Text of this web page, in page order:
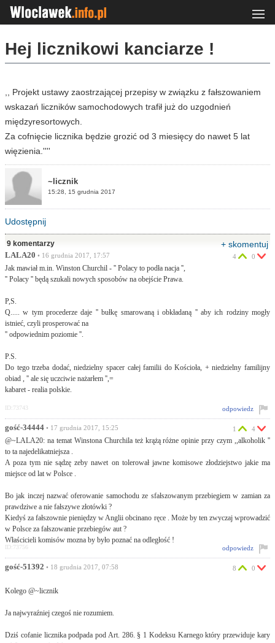
Hej licznikowi kanciarze !
,, Projekt ustawy zaostrzającej przepisy w związku z fałszowaniem
wskazań liczników samochodowych trafił już do uzgodnień
międzyresortowych.
Za cofnięcie licznika będzie grozić od 3 miesięcy do nawet 5 lat
więzienia.''''
~licznik
15:28, 15 grudnia 2017
Udostępnij
9 komentarzy + skomentuj
LALA20 • 16 grudnia 2017, 17:57
Jak mawiał m.in. Winston Churchil - '' Polacy to podła nacja '',
'' Polacy '' będą szukali nowych sposobów na obejście Prawa.
P,S.
Q..... w tym procederze daje '' bułkę smarowaną i obkładaną '' aby ich rodziny mogły
istnieć, czyli prosperować na
'' odpowiednim poziomie ''.
P.S.
Do tego trzeba dodać, niedzielny spacer całej familii do Kościoła, + niedzielny familijny
obiad , '' ale się uczciwie nażarłem '',=
kabaret - realia polskie.
4 0
odpowiedz
ID:73743
gość-34444 • 17 grudnia 2017, 15:25
@~LALA20: na temat Winstona Churchila też krążą różne opinie przy czym ,,alkoholik ''
to ta najedelikatniejsza .
A poza tym nie sądzę zeby nawet on tolerował jawne komisowe złodziejstwo jakie ma
miejsce od lat w Polsce .
Bo jak inczej nazwać oferowanie samochodu ze sfałszowanym przebiegiem w zamian za
prawdziwe a nie fałszywe złotówki ?
Kiedyś za fałszownie pieniędzy w Anglii obcinano ręce . Może by ten zwyczaj wprowadzić
w Polsce za fałszowanie przebiegów aut ?
Właścicieli komisów mozna by było poznać na odległość !
1 4
odpowiedz
ID:73756
gość-51392 • 18 grudnia 2017, 07:58
Kolego @~licznik
Ja najwyraźniej czegoś nie rozumiem.
Dziś cofanie licznika podpada pod Art. 286. § 1 Kodeksu Karnego który przewiduje kary
8 0